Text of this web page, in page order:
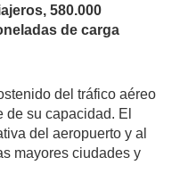
580.000
de carga
del tráfico aéreo
su capacidad. El
del aeropuerto y al
mayores ciudades y